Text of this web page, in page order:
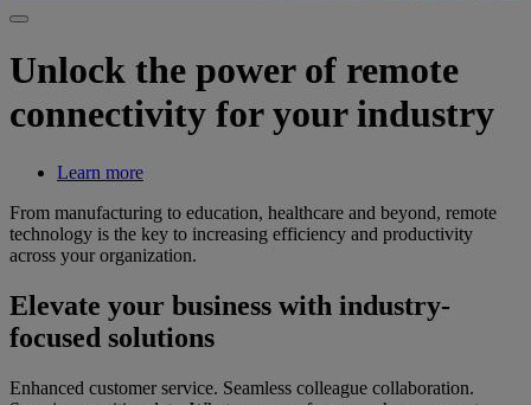
Unlock the power of remote
connectivity for your industry
Learn more
From manufacturing to education, healthcare and beyond, remote
technology is the key to increasing efficiency and productivity
across your organization.
Elevate your business with industry-
focused solutions
Enhanced customer service. Seamless colleague collaboration.